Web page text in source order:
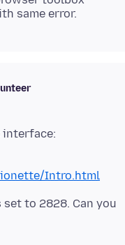
Intro.html
to 2828. Can you